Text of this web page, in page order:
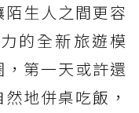
生人之間更容
的全新旅遊模
第一天或許還
地併桌吃飯，